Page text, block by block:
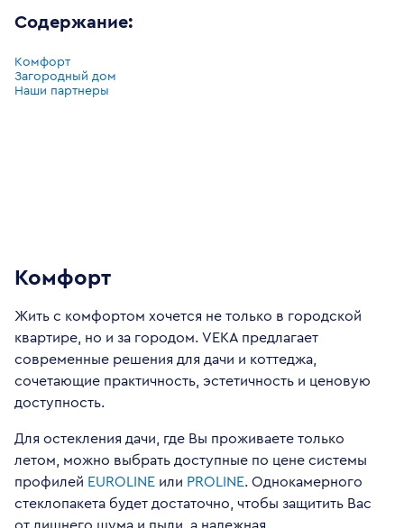
Содержание:
Комфорт
Загородный дом
Наши партнеры
Комфорт
Жить с комфортом хочется не только в городской
квартире, но и за городом. VEKA предлагает
современные решения для дачи и коттеджа,
сочетающие практичность, эстетичность и ценовую
доступность.
Для остекления дачи, где Вы проживаете только
летом, можно выбрать доступные по цене системы
профилей EUROLINE или PROLINE. Однокамерного
стеклопакета будет достаточно, чтобы защитить Вас